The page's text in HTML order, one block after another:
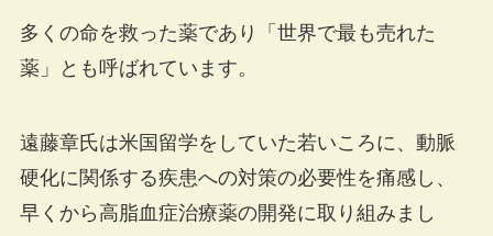
多くの命を救った薬であり「世界で最も売れた
薬」とも呼ばれています。
遠藤章氏は米国留学をしていた若いころに、動脈
硬化に関係する疾患への対策の必要性を痛感し、
早くから高脂血症治療薬の開発に取り組みまし